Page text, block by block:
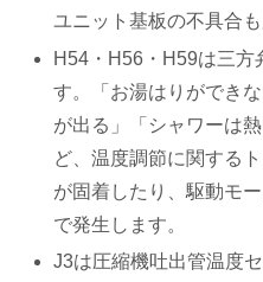
ユニット基板の不具合も
H54・H56・H59は三方
す。「お湯はりができ
が出る」「シャワーは
ど、温度調節に関する
が固着したり、駆動モ
で発生します。
J3は圧縮機吐出管温度